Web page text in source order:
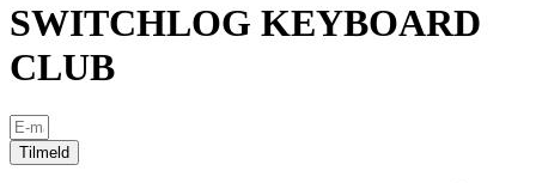
SWITCHLOG KEYBOARD
CLUB
Tilmeld